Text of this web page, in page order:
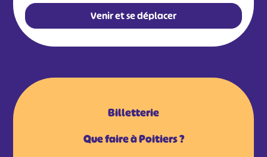
Venir et se déplacer
Billetterie
Que faire à Poitiers ?